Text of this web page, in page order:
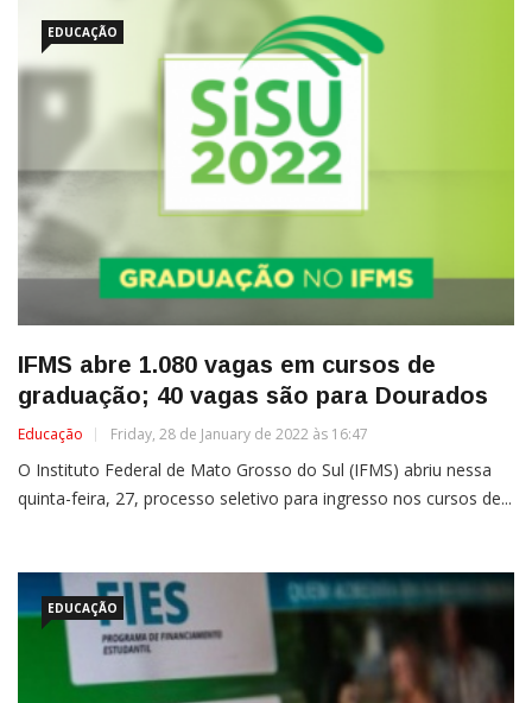
EDUCAÇÃO
IFMS abre 1.080 vagas em cursos de
graduação; 40 vagas são para Dourados
Educação Friday, 28 de January de 2022 às 16:47
O Instituto Federal de Mato Grosso do Sul (IFMS) abriu nessa
quinta-feira, 27, processo seletivo para ingresso nos cursos de...
EDUCAÇÃO